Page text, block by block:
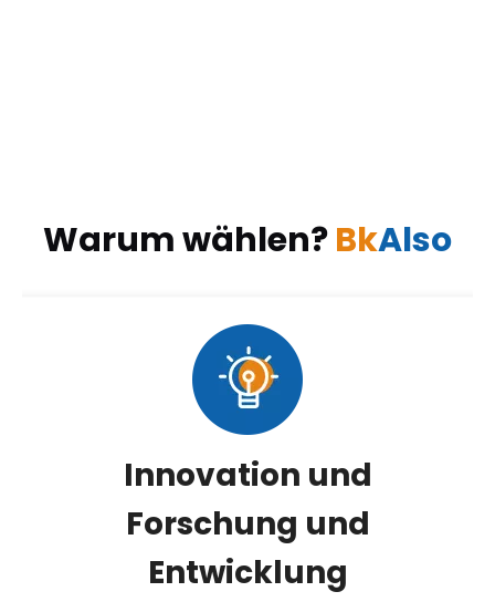
Warum wählen?BkAlso
Innovation und
Forschung und
Entwicklung